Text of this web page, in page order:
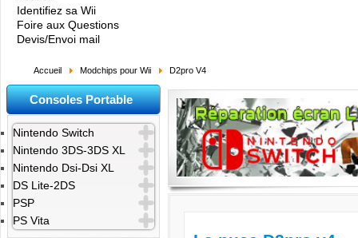
Identifiez sa Wii
Foire aux Questions
Devis/Envoi mail
Accueil Modchips pour Wii D2pro V4
Consoles Portable
Nintendo Switch
Nintendo 3DS-3DS XL
Nintendo Dsi-Dsi XL
DS Lite-2DS
PSP
PS Vita